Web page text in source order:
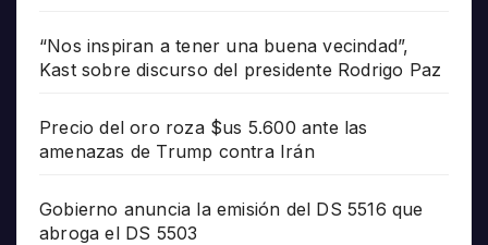
“Nos inspiran a tener una buena vecindad”,
Kast sobre discurso del presidente Rodrigo Paz
Precio del oro roza $us 5.600 ante las
amenazas de Trump contra Irán
Gobierno anuncia la emisión del DS 5516 que
abroga el DS 5503